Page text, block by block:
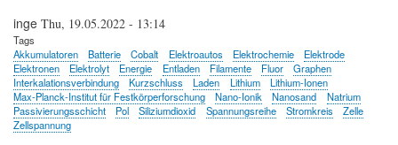
inge Thu, 19.05.2022 - 13:14
Tags
Akkumulatoren
Batterie Cobalt Elektroautos Elektrochemie
Elektrode
Elektronen
Elektrolyt Energie Entladen Filamente Fluor
Graphen
Interkalationsverbindung
Kurzschluss Laden Lithium
Lithium-Ionen
Max-Planck-Institut für Festkörperforschung
Nano-Ionik Nanosand
Natrium
Passivierungsschicht
Pol Siliziumdioxid Spannungsreihe Stromkreis
Zelle
Zellspannung